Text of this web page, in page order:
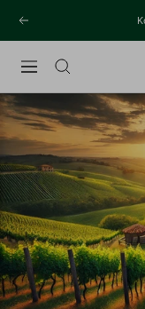
Tidligere
Navigation